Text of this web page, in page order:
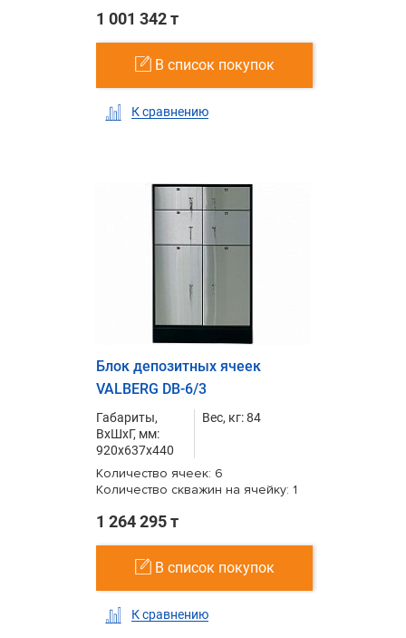
1 001 342 т
В список покупок
К сравнению
Блок депозитных ячеек
VALBERG DB-6/3
Габариты,
ВxШxГ, мм:
920x637x440
Вес, кг: 84
Количество ячеек: 6
Количество скважин на ячейку: 1
1 264 295 т
В список покупок
К сравнению